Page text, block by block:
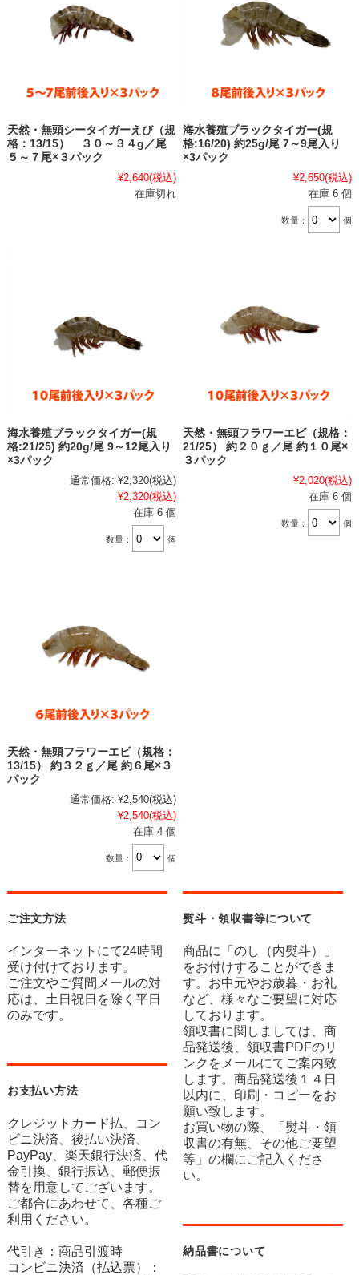
天然・無頭シータイガーえび（規
格：13/15） ３０～３４g／尾
５～７尾×３パック
¥2,640(税込)
在庫切れ
海水養殖ブラックタイガー(規
格:16/20) 約25g/尾 7～9尾入り
×3パック
¥2,650(税込)
在庫 6 個
数量： 個
海水養殖ブラックタイガー(規
格:21/25) 約20g/尾 9～12尾入り
×3パック
通常価格: ¥2,320(税込)
¥2,320(税込)
在庫 6 個
数量： 個
天然・無頭フラワーエビ（規格：
21/25） 約２０ｇ／尾 約１０尾×
３パック
¥2,020(税込)
在庫 6 個
数量： 個
天然・無頭フラワーエビ（規格：
13/15） 約３２ｇ／尾 約６尾×３
パック
通常価格: ¥2,540(税込)
¥2,540(税込)
在庫 4 個
数量： 個
ご注文方法
インターネットにて24時間
受け付けております。
ご注文やご質問メールの対
応は、土日祝日を除く平日
のみです。
お支払い方法
クレジットカード払、コン
ビニ決済、後払い決済、
PayPay、楽天銀行決済、代
金引換、銀行振込、郵便振
替を用意してございます。
ご都合にあわせて、各種ご
利用ください。
代引き：商品引渡時
コンビニ決済（払込票）：
熨斗・領収書等について
商品に「のし（内熨斗）」
をお付けすることができま
す。お中元やお歳暮・お礼
など、様々なご要望に対応
しております。
領収書に関しましては、商
品発送後、領収書PDFのリ
ンクをメールにてご案内致
します。商品発送後１４日
以内に、印刷・コピーをお
願い致します。
お買い物の際、「熨斗・領
収書の有無、その他ご要望
等」の欄にご記入くださ
い。
納品書について